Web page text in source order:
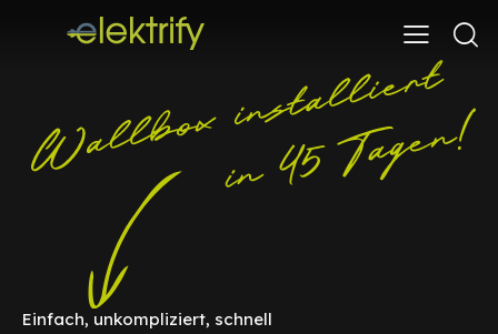
Einfach, unkompliziert, schnell